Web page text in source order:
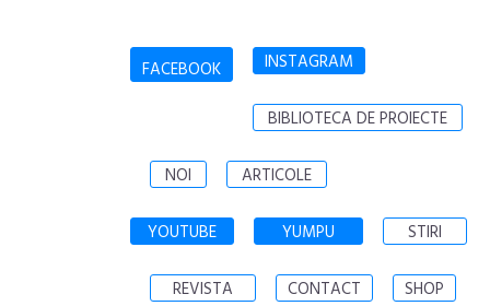
FACEBOOK INSTAGRAM
BIBLIOTECA DE PROIECTE
NOI ARTICOLE
YOUTUBE YUMPU STIRI
REVISTA CONTACT SHOP